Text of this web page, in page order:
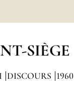
SIÈGE
DISCOURS 1960